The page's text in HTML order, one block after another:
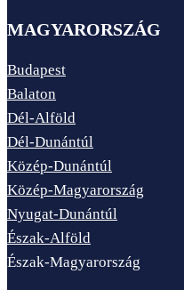
MAGYARORSZÁG
Budapest
Balaton
Dél-Alföld
Dél-Dunántúl
Közép-Dunántúl
Közép-Magyarország
Nyugat-Dunántúl
Észak-Alföld
Észak-Magyarország